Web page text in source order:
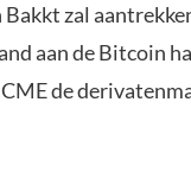
zal
aan de Bitcoin
de